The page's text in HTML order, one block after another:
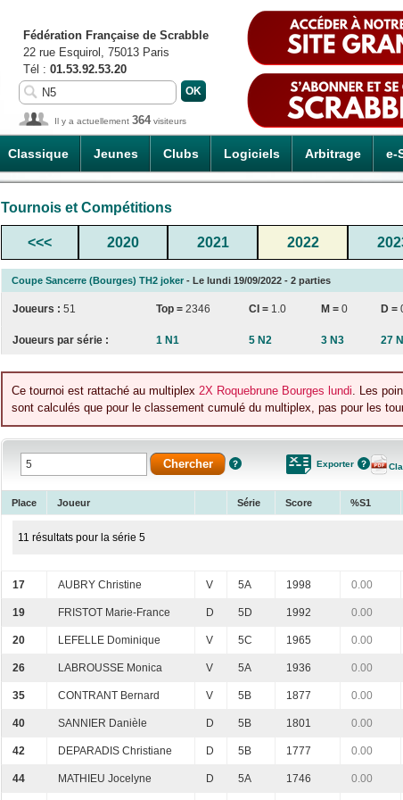
Classique Jeunes Clubs Logiciels Arbitrage e-
Fédération Française de Scrabble
22 rue Esquirol, 75013 Paris
Tél : 01.53.92.53.20
Il y a actuellement 364visiteurs
Tournois et Compétitions
<<< 2020 2021 2022
Coupe Sancerre (Bourges) TH2 joker - Le lundi 19/09/2022 - 2 parties
Joueurs : 51 Top = 2346 CI = 1.0 M = 0 D =
Joueurs par série : 1 N1 5 N2 3 N3 27
Ce tournoi est rattaché au multiplex 2X Roquebrune Bourges lundi. Les
sont calculés que pour le classement cumulé du multiplex, pas pour les
Exporter
Place Joueur Série Score %S1
11 résultats pour la série 5
17 AUBRY Christine V 5A 1998 0.00
19 FRISTOT Marie-France D 5D 1992 0.00
20 LEFELLE Dominique V 5C 1965 0.00
26 LABROUSSE Monica V 5A 1936 0.00
35 CONTRANT Bernard V 5B 1877 0.00
40 SANNIER Danièle D 5B 1801 0.00
42 DEPARADIS Christiane D 5B 1777 0.00
44 MATHIEU Jocelyne D 5A 1746 0.00